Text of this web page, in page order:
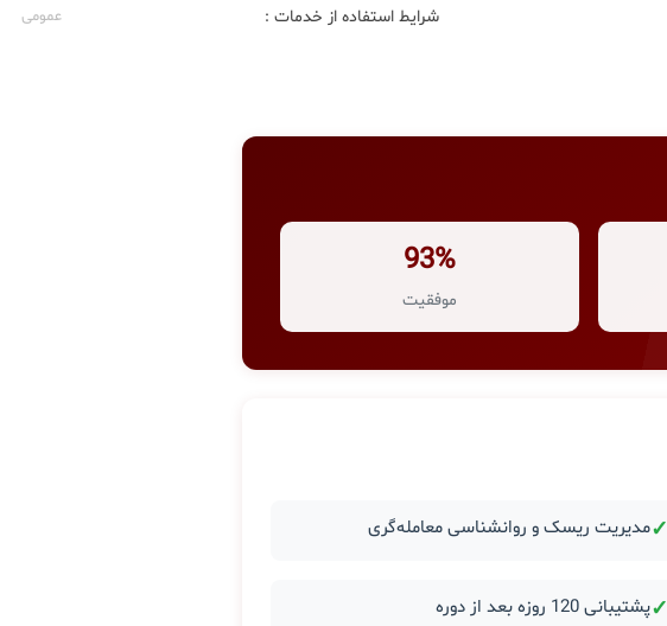
شرایط استفاده از خدمات : عمومی
93%
موفقیت
✓مدیریت ریسک و روانشناسی معامله‌گری
✓پشتیبانی 120 روزه بعد از دوره